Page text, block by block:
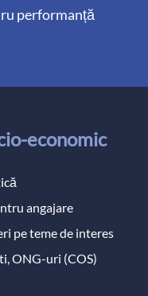
performanță
economic
angajare
pe teme de interes
ONG-uri (COS)